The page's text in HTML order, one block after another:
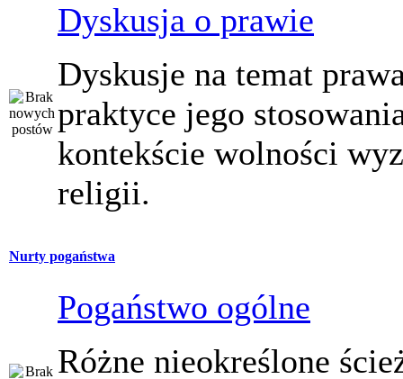
Dyskusja o prawie
Dyskusje na temat
praktyce jego
kontekście wolności
religii.
Nurty pogaństwa
Pogaństwo ogólne
Różne nieokreślone